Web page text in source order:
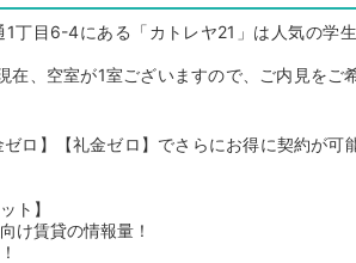
1丁目6-4にある「カトレヤ21」は人気の学
在、空室が1室ございますので、ご内見をご
ロ】【礼金ゼロ】でさらにお得に契約が可
ト】
け賃貸の情報量！